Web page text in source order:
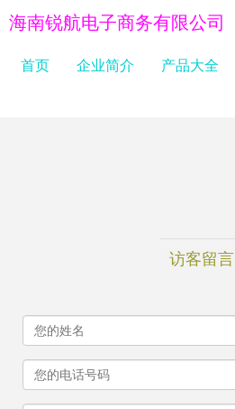
海南锐航电子商务有限公司
首页 企业简介 产品大全
访客留言